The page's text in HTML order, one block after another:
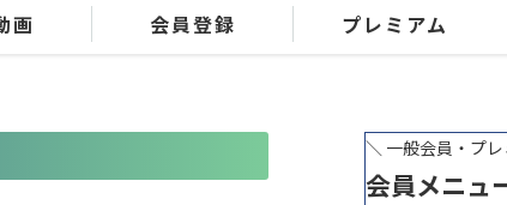
画 会員登録 プレミアム